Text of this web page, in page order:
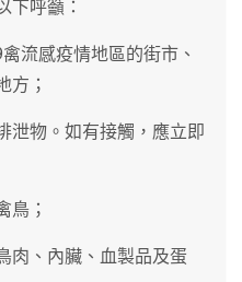
下呼籲：
流感疫情地區的街市、
方；
泄物。如有接觸，應立即
鳥；
肉、內臟、血製品及蛋